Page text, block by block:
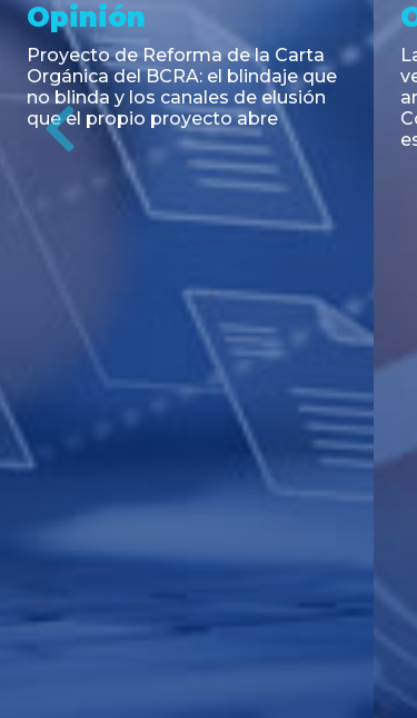
Noticia
RESOLUCIÓN 271/2026 de la
SECRETARIA DE COORDINACIÓN
DE PRODUCCIÓN: Actualización y
unificación de las advertencias
obligatorias en la publicidad de
juegos y apuestas en...
Previous